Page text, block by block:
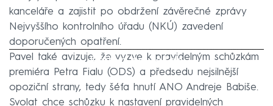
kanceláře a zajistit po obdržení závěrečné zprávy
Nejvyššího kontrolního úřadu (NKÚ) zavedení
doporučených opatření.
Failed to fetch
Pavel také avizuje, že vyzve k pravidelným schůzkám
premiéra Petra Fialu (ODS) a předsedu nejsilnější
opoziční strany, tedy šéfa hnutí ANO Andreje Babiše.
Svolat chce schůzku k nastavení pravidelných